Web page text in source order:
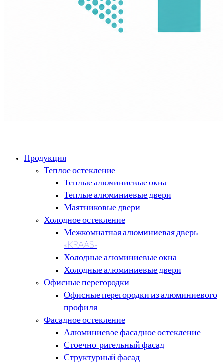
Продукция
Теплое остекление
Теплые алюминиевые окна
Теплые алюминиевые двери
Маятниковые двери
Холодное остекление
Межкомнатная алюминиевая дверь
«KRAAS»
Холодные алюминиевые окна
Холодные алюминиевые двери
Офисные перегородки
Офисные перегородки из алюминиевого
профиля
Фасадное остекление
Алюминиевое фасадное остекление
Стоечно-ригельный фасад
Структурный фасад